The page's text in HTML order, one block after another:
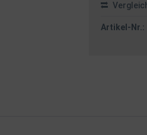
Artikel-Nr.: